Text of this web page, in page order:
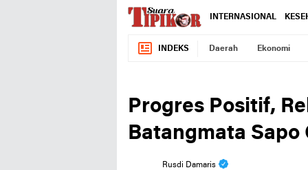
INTERNASIONAL
INDEKS Daerah Ekonomi
Progres Positif,
Batangmata Sapo
Rusdi Damaris